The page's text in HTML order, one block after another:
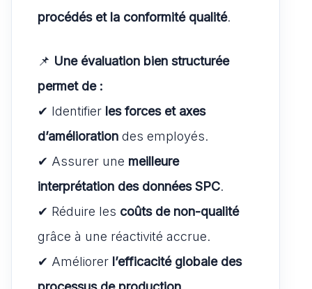
procédés et la conformité qualité.
📌 Une évaluation bien structurée
permet de :
✔ Identifier les forces et axes
d’amélioration des employés.
✔ Assurer une meilleure
interprétation des données SPC.
✔ Réduire les coûts de non-qualité
grâce à une réactivité accrue.
✔ Améliorer l’efficacité globale des